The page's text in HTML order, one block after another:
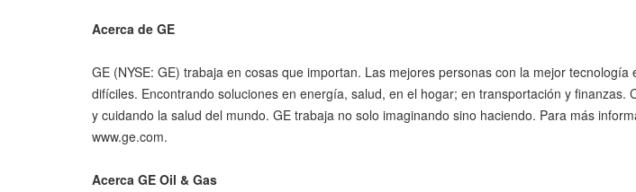
Acerca de GE
GE (NYSE: GE) trabaja en cosas que importan. Las mejores personas con la mejor
difíciles. Encontrando soluciones en energía, salud, en el hogar; en transportación y finanzas.
y cuidando la salud del mundo. GE trabaja no solo imaginando sino haciendo. Para más
www.ge.com.
Acerca GE Oil & Gas